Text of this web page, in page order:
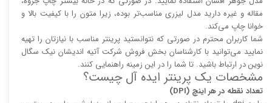
مقاله و غیره دارید مدل لیزری مناسب‌تر بوده، زیرا متون را با کیفیت بالا و
خوانا چاپ می‌کند.
شما کاربران محترم در صورتی که نتوانستید پرینتر مناسب با نیازتان را تهیه
نمایید می‌توانید با کارشناسان بخش فروش شرکت آتیه اندیشان نیک سگال
نوین در ارتباط باشید. تا شما را در این زمینه راهنمایی کنند.
مشخصات یک پرینتر ایده آل چیست؟
تعداد نقطه در هر اینچ (DPI)